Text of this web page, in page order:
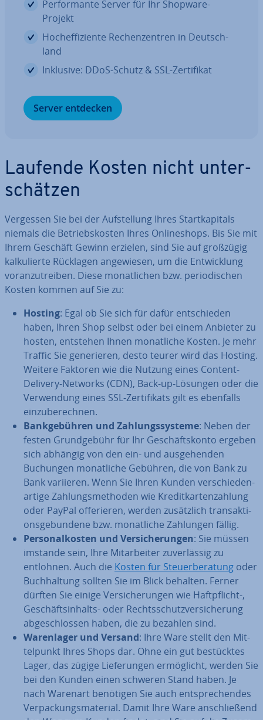
Per­for­man­te Server für Ihr Shopware-
Projekt
Hoch­ef­fi­zi­en­te Re­chen­zen­tren in Deutsch­
land
Inklusive: DDoS-Schutz & SSL-Zer­ti­fi­kat
Server entdecken
Laufende Kosten nicht un­ter­
schät­zen
Vergessen Sie bei der Auf­stel­lung Ihres Start­ka­pi­tals
niemals die Be­triebs­kos­ten Ihres On­line­shops. Bis Sie mit
Ihrem Geschäft Gewinn erzielen, sind Sie auf großzügig
kal­ku­lier­te Rücklagen an­ge­wie­sen, um die Ent­wick­lung
vor­an­zu­trei­ben. Diese mo­nat­li­chen bzw. pe­ri­odi­schen
Kosten kommen auf Sie zu:
Hosting: Egal ob Sie sich für dafür ent­schie­den
haben, Ihren Shop selbst oder bei einem Anbieter zu
hosten, entstehen Ihnen mo­nat­li­che Kosten. Je mehr
Traffic Sie ge­ne­rie­ren, desto teurer wird das Hosting.
Weitere Faktoren wie die Nutzung eines Content-
Delivery-Networks (CDN), Back-up-Lösungen oder die
Ver­wen­dung eines SSL-Zer­ti­fi­kats gilt es ebenfalls
ein­zu­be­rech­nen.
Bank­ge­büh­ren und Zah­lungs­sys­te­me: Neben der
festen Grund­ge­bühr für Ihr Ge­schäfts­kon­to ergeben
sich abhängig von den ein- und aus­ge­hen­den
Buchungen mo­nat­li­che Gebühren, die von Bank zu
Bank variieren. Wenn Sie Ihren Kunden ver­schie­den­
ar­ti­ge Zah­lungs­me­tho­den wie Kre­dit­kar­ten­zah­lung
oder PayPal of­fe­rie­ren, werden zu­sätz­lich trans­ak­ti­
ons­ge­bun­de­ne bzw. mo­nat­li­che Zahlungen fällig.
Per­so­nal­kos­ten und Ver­si­che­run­gen: Sie müssen
imstande sein, Ihre Mit­ar­bei­ter zu­ver­läs­sig zu
entlohnen. Auch die Kosten für Steu­er­be­ra­tung oder
Buch­hal­tung sollten Sie im Blick behalten. Ferner
dürften Sie einige Ver­si­che­run­gen wie Haft­pflicht-,
Ge­schäfts­in­halts- oder Rechts­schutz­ver­si­che­rung
ab­ge­schlos­sen haben, die zu bezahlen sind.
Wa­ren­la­ger und Versand: Ihre Ware stellt den Mit­
tel­punkt Ihres Shops dar. Ohne ein gut be­stück­tes
Lager, das zügige Lie­fe­run­gen er­mög­licht, werden Sie
bei den Kunden einen schweren Stand haben. Je
nach Warenart benötigen Sie auch ent­spre­chen­des
Ver­pa­ckungs­ma­te­ri­al. Damit Ihre Ware an­schlie­ßend